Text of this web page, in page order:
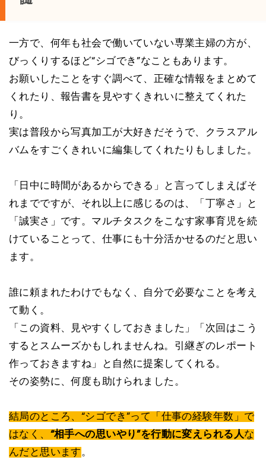
一方で、何年も社会で働いていない専業主婦の方が、
びっくりするほど“シゴでき”なこともあります。
お願いしたことをすぐ調べて、正確な情報をまとめて
くれたり、報告書を見やすくきれいに整えてくれた
り。
実は普段から写真加工が大好きだそうで、クラスアル
バムをすごくきれいに編集してくれたりもしました。
「日中に時間があるからできる」と言ってしまえばそ
れまでですが、それ以上に感じるのは、「丁寧さ」と
「誠実さ」です。マルチタスクをこなす家事育児を続
けていることって、仕事にも十分活かせるのだと思い
ます。
誰に頼まれたわけでもなく、自分で必要なことを考え
て動く。
「この資料、見やすくしておきました」「次回はこう
するとスムーズかもしれませんね。引継ぎのレポート
作っておきますね」と自然に提案してくれる。
その姿勢に、何度も助けられました。
結局のところ、“シゴでき”って「仕事の経験年数」で
はなく、 “相手への思いやり”を行動に変えられる人な
んだと思います。